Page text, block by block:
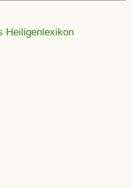
Heiligenlexikon